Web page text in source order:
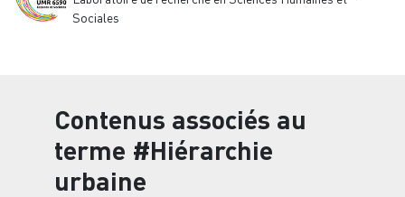
Sociales
Contenus associés au
terme #Hiérarchie
urbaine